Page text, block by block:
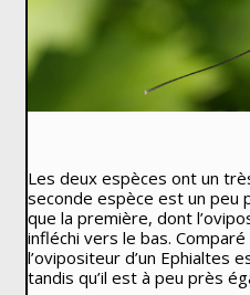
Les deux espèces ont un
seconde espèce est un peu
que la première, dont
infléchi vers le bas.
l’ovipositeur d’un Ephialtes
tandis qu’il est à peu près